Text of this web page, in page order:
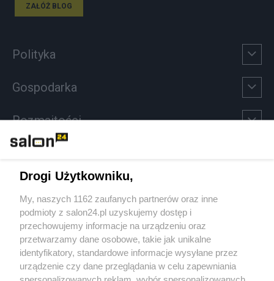
ZAŁÓŻ BLOG
Polityka
Gospodarka
Rozmaitości
Sport
Społeczeństwo
Kultura
Drogi Użytkowniku,
My, naszych 1162 zaufanych partnerów oraz inne
podmioty z salon24.pl uzyskujemy dostęp i
przechowujemy informacje na urządzeniu oraz
przetwarzamy dane osobowe, takie jak unikalne
identyfikatory, standardowe informacje wysyłane przez
urządzenie czy dane przeglądania w celu zapewniania
spersonalizowanych reklam, wybór spersonalizowanych